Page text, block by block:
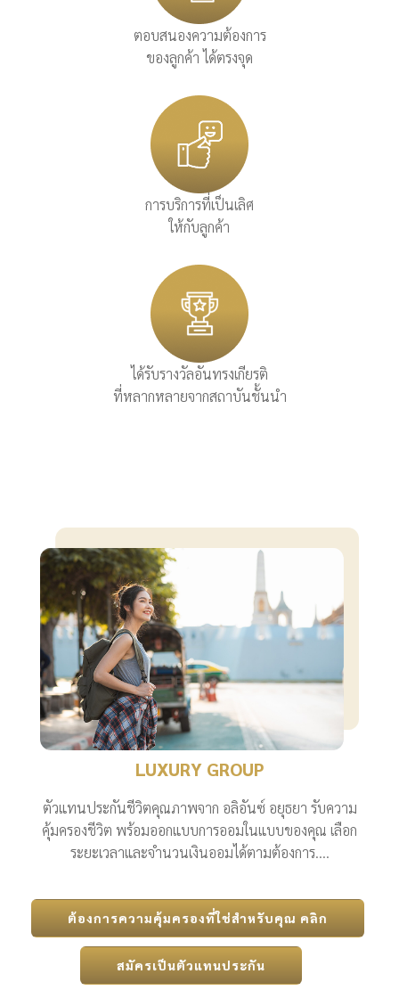
ตอบสนองความต้องการ
ของลูกค้า ได้ตรงจุด
การบริการที่เป็นเลิศ
ให้กับลูกค้า
ได้รับรางวัลอันทรงเกียรติ
ที่หลากหลายจากสถาบันชั้นนำ
LUXURY GROUP
ตัวแทนประกันชีวิตคุณภาพจาก อลิอันซ์ อยุธยา รับความ
คุ้มครองชีวิต พร้อมออกแบบการออมในแบบของคุณ เลือก
ระยะเวลาและจำนวนเงินออมได้ตามต้องการ....
ต้องการความคุ้มครองที่ใช่สำหรับคุณ คลิก
สมัครเป็นตัวแทนประกัน